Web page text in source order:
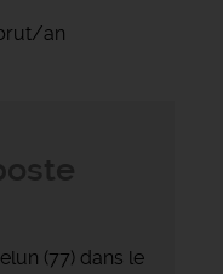
an
(77) dans le